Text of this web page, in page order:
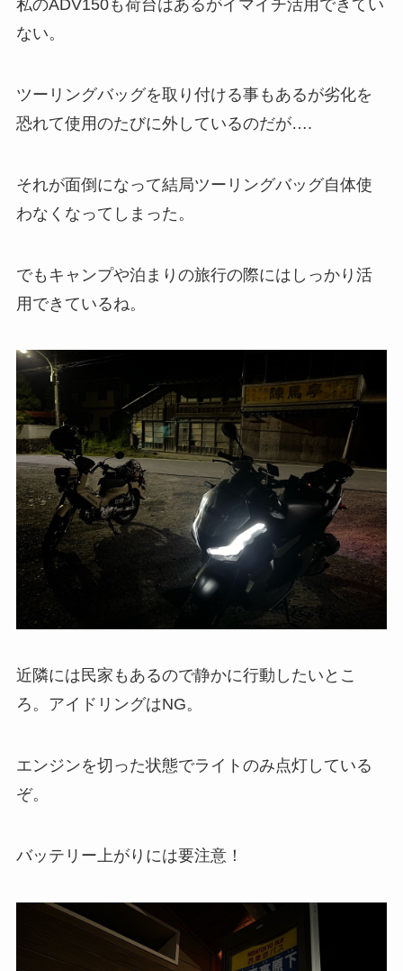
私のADV150も荷台はあるがイマイチ活用できてい
ない。
ツーリングバッグを取り付ける事もあるが劣化を
恐れて使用のたびに外しているのだが….
それが面倒になって結局ツーリングバッグ自体使
わなくなってしまった。
でもキャンプや泊まりの旅行の際にはしっかり活
用できているね。
近隣には民家もあるので静かに行動したいとこ
ろ。アイドリングはNG。
エンジンを切った状態でライトのみ点灯している
ぞ。
バッテリー上がりには要注意！